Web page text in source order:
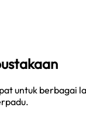
untuk berbagai